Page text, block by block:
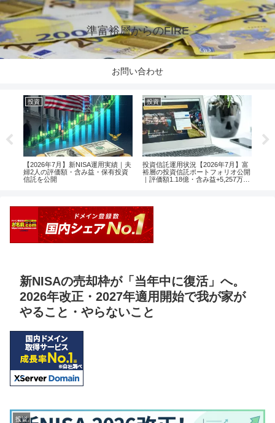
準富裕層からのFIRE
お問い合わせ
投資
【2026年7月】新NISA運用実績｜夫
婦2人の評価額・含み益・保有投資
信託を公開
投資
投資信託運用状況【2026年7月】富
裕層の投資信託ポートフォリオ公開
｜評価額1.18億・含み益+5,257万円
新NISAの売却枠が「当年中に復活」へ。
2026年改正・2027年適用開始で我が家が
やること・やらないこと
投資